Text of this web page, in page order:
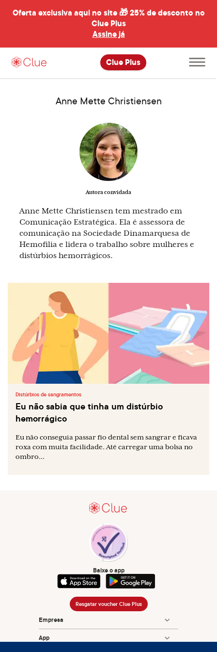
Oferta exclusiva aqui no site 🎁25% de desconto no
Clue Plus
Assine já
Clue Plus
Abrir
menu
principal
Anne Mette Christiensen
Autora convidada
Anne Mette Christiensen tem mestrado em
Comunicação Estratégica. Ela é assessora de
comunicação na Sociedade Dinamarquesa de
Hemofilia e lidera o trabalho sobre mulheres e
distúrbios hemorrágicos.
Distúrbios de sangramentos
Eu não sabia que tinha um distúrbio
hemorrágico
Eu não conseguia passar fio dental sem sangrar e ficava
roxa com muita facilidade. Até carregar uma bolsa no
ombro...
Baixe o app
Resgatar voucher Clue Plus
Empresa
App